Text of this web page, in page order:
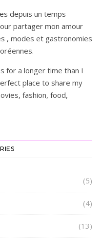
depuis un temps
partager mon amour
, modes et gastronomies
for a longer time than I
place to share my
fashion, food,
(5)
(4)
(13)